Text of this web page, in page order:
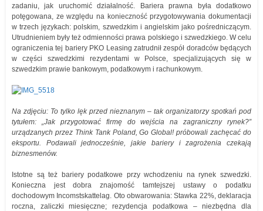
zadaniu, jak uruchomić działalność. Bariera prawna była dodatkowo
potęgowana, ze względu na konieczność przygotowywania dokumentacji
w trzech językach: polskim, szwedzkim i angielskim jako pośredniczącym.
Utrudnieniem były też odmienności prawa polskiego i szwedzkiego. W celu
ograniczenia tej bariery PKO Leasing zatrudnił zespół doradców będących
w części szwedzkimi rezydentami w Polsce, specjalizujących się w
szwedzkim prawie bankowym, podatkowym i rachunkowym.
Na zdjęciu: To tylko lęk przed nieznanym – tak organizatorzy spotkań pod
tytułem: „Jak przygotować firmę do wejścia na zagraniczny rynek?”
urządzanych przez Think Tank Poland, Go Global! próbowali zachęcać do
eksportu. Podawali jednocześnie, jakie bariery i zagrożenia czekają
biznesmenów.
Istotne są też bariery podatkowe przy wchodzeniu na rynek szwedzki.
Konieczna jest dobra znajomość tamtejszej ustawy o podatku
dochodowym Incomstskattelag. Oto obwarowania: Stawka 22%, deklaracja
roczna, zaliczki miesięczne; rezydencja podatkowa – niezbędna dla